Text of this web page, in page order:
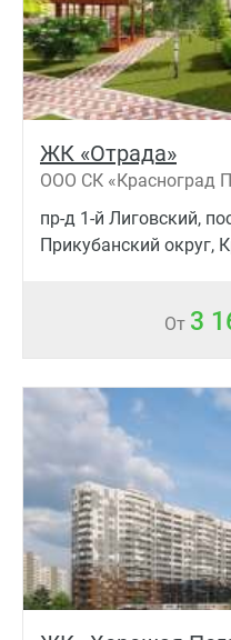
ЖК «Отрада»
ООО СК «Красноград
пр-д 1-й Лиговский,
Прикубанский округ,
От 3